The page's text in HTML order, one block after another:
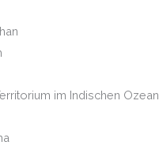
im Indischen Ozean